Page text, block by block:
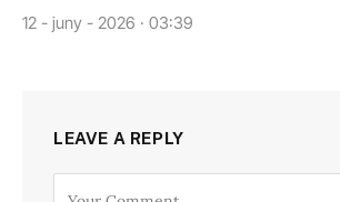
12 - juny - 2026 · 03:39
LEAVE A REPLY